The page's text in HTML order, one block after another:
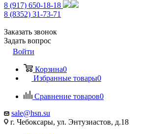
8 (917) 650-18-18
8 (8352) 31-73-71
Заказать звонок
Задать вопрос
Войти
Корзина0
Избранные товары0
Сравнение товаров0
sale@hsn.su
г. Чебоксары, ул. Энтузиастов, д.18